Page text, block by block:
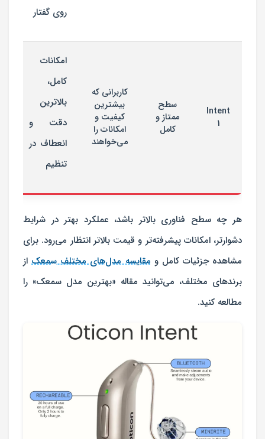
روی گفتار
Intent
1
سطح
ممتاز و
کامل
کاربرانی که
بیشترین
کیفیت و
امکانات را
می‌خواهند
امکانات
کامل،
بالاترین
دقت و
انعطاف در
تنظیم
هر چه سطح فناوری بالاتر باشد، عملکرد بهتر در شرایط
دشوار‌تر، امکانات پیشرفته‌تر و قیمت بالاتر انتظار می‌رود. برای
مشاهده جزئیات کامل و مقایسه مدل‌های مختلف سمعکاز
برندهای مختلف، می‌توانید مقاله «بهترین مدل سمعک» را
مطالعه کنید.